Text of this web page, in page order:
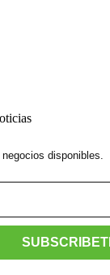
disponibles.